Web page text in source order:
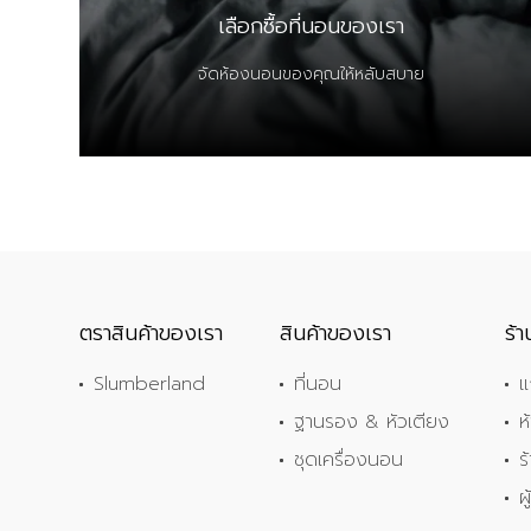
เลือกซื้อที่นอนของเรา
จัดห้องนอนของคุณให้หลับสบาย
ตราสินค้าของเรา
Slumberland
สินค้าของเรา
ที่นอน
ฐานรอง & หัวเตียง
ชุดเครื่องนอน
ร้